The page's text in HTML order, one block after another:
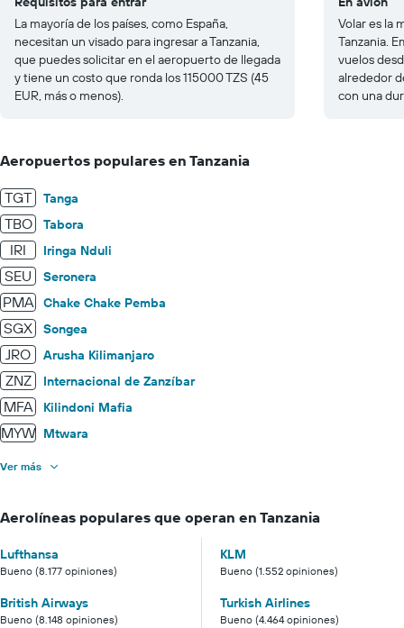
La mayoría de los países, como España,
necesitan un visado para ingresar a Tanzania,
que puedes solicitar en el aeropuerto de llegada
y tiene un costo que ronda los 115000 TZS (45
EUR, más o menos).
Volar es la
Tanzania.
vuelos
alrededor
con una
Aeropuertos populares en Tanzania
TGT Tanga
TBO Tabora
IRI Iringa Nduli
SEU Seronera
PMA Chake Chake Pemba
SGX Songea
JRO Arusha Kilimanjaro
ZNZ Internacional de Zanzíbar
MFA Kilindoni Mafia
MYW Mtwara
Ver más
Aerolíneas populares que operan en Tanzania
Lufthansa
Bueno (8.177 opiniones)
KLM
Bueno (1.552 opiniones)
British Airways
Bueno (8.148 opiniones)
Turkish Airlines
Bueno (4.464 opiniones)